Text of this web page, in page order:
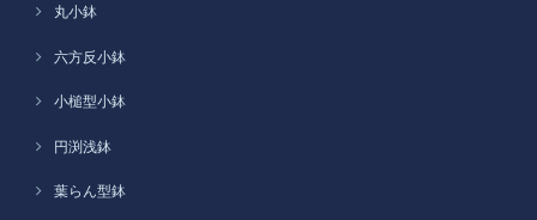
丸小鉢
六方反小鉢
小槌型小鉢
円渕浅鉢
葉らん型鉢